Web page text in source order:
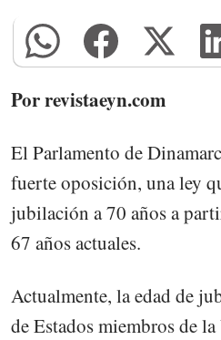
Por revistaeyn.com
El Parlamento de
fuerte oposición, una ley
jubilación a 70 años a
67 años actuales.
Actualmente, la edad de
de Estados miembros de